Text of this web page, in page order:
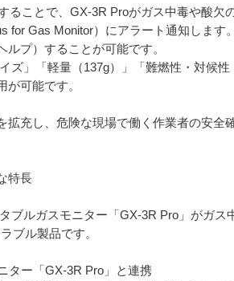
ることで、GX-3R Proがガス中毒や酸欠
for Gas Monitor）にアラート通知しま
プ）することが可能です。
ズ」「軽量（137g）」「難燃性・対候
が可能です。
充し、危険な現場で働く作業者の安全
特長
ブルガスモニター「GX-3R Pro」がガ
ブル製品です。
ター「GX-3R Pro」と連携